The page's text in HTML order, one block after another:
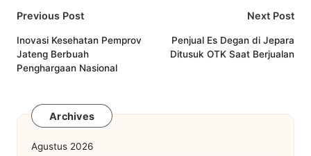
Post
navigation
Previous Post
Inovasi Kesehatan Pemprov
Jateng Berbuah
Penghargaan Nasional
Next Post
Penjual Es Degan di Jepara
Ditusuk OTK Saat Berjualan
Archives
Agustus 2026